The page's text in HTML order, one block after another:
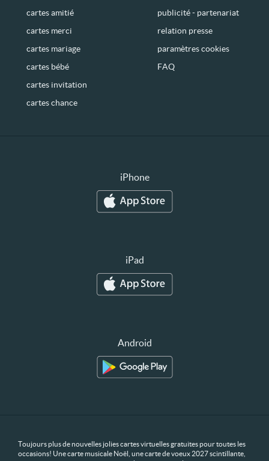
cartes amitié
cartes merci
cartes mariage
cartes bébé
cartes invitation
cartes chance
publicité - partenariat
relation presse
paramètres cookies
FAQ
iPhone
iPad
Android
Toujours plus de nouvelles jolies cartes virtuelles gratuites pour toutes les
occasions! Une carte musicale Noël, une carte de voeux 2027 scintillante,